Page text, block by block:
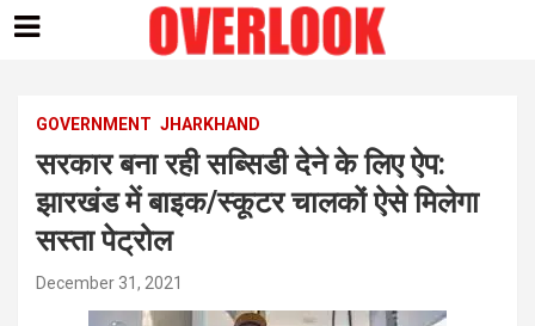
contentGOVERNMENT JHARKHAND
सरकार बना रही सब्सिडी देने के लिए ऐप:
झारखंड में बाइक/स्कूटर चालकों ऐसे मिलेगा
सस्ता पेट्रोल
December 31, 2021